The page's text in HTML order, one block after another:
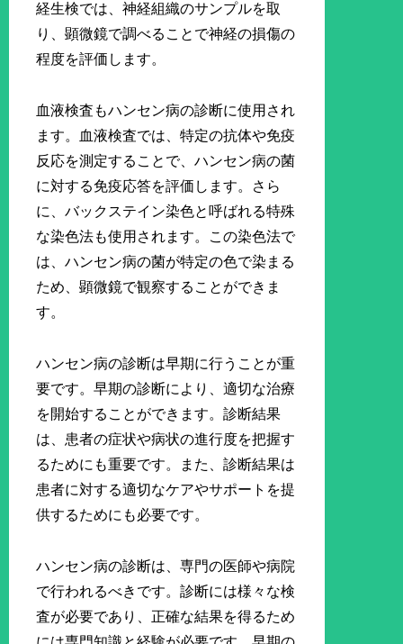
経生検では、神経組織のサンプルを取
り、顕微鏡で調べることで神経の損傷の
程度を評価します。
血液検査もハンセン病の診断に使用され
ます。血液検査では、特定の抗体や免疫
反応を測定することで、ハンセン病の菌
に対する免疫応答を評価します。さら
に、バックステイン染色と呼ばれる特殊
な染色法も使用されます。この染色法で
は、ハンセン病の菌が特定の色で染まる
ため、顕微鏡で観察することができま
す。
ハンセン病の診断は早期に行うことが重
要です。早期の診断により、適切な治療
を開始することができます。診断結果
は、患者の症状や病状の進行度を把握す
るためにも重要です。また、診断結果は
患者に対する適切なケアやサポートを提
供するためにも必要です。
ハンセン病の診断は、専門の医師や病院
で行われるべきです。診断には様々な検
査が必要であり、正確な結果を得るため